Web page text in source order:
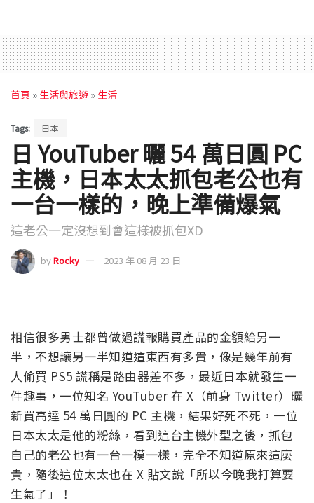
首頁 » 生活與旅遊 » 生活
Tags: 日本
日 YouTuber 曬 54 萬日圓 PC
主機，日本太太抓包老公也有
一台一樣的，晚上準備爆氣
這老公一定沒想到會這樣被抓包XD
byRocky 2023 年 08 月 23 日
相信很多男士都曾做過謊報購買產品的金額給另一
半，不想讓另一半知道這東西有多貴，像是幾年前有
人偷買 PS5 謊稱是路由器差不多，最近日本就發生一
件趣事，一位知名 YouTuber 在 X（前身 Twitter）曬
新買高達 54 萬日圓的 PC 主機，結果好死不死，一位
日本太太是他的粉絲，看到這台主機外型之後，抓包
自己的老公也有一台一模一樣，完全不知道原來這麼
貴，隨後這位太太也在 X 貼文說「所以今晚我打算要
生氣了」！